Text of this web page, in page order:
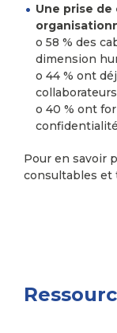
Une prise
o 58 % des
dimension
o 44 % ont
o 40 % ont
confidentialité
Pour en savoir
consultables et